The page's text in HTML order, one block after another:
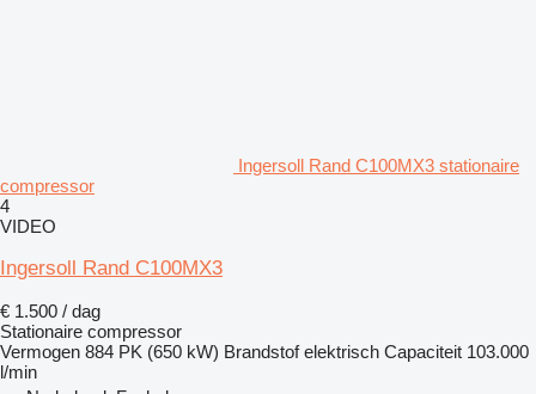
Ingersoll Rand C100MX3 stationaire
compressor
4
VIDEO
Ingersoll Rand C100MX3
€ 1.500 / dag
Stationaire compressor
Vermogen 884 PK (650 kW) Brandstof elektrisch Capaciteit 103.000
l/min